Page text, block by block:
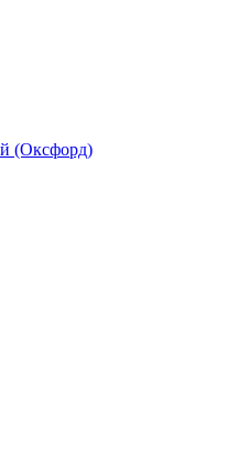
(Оксфорд)